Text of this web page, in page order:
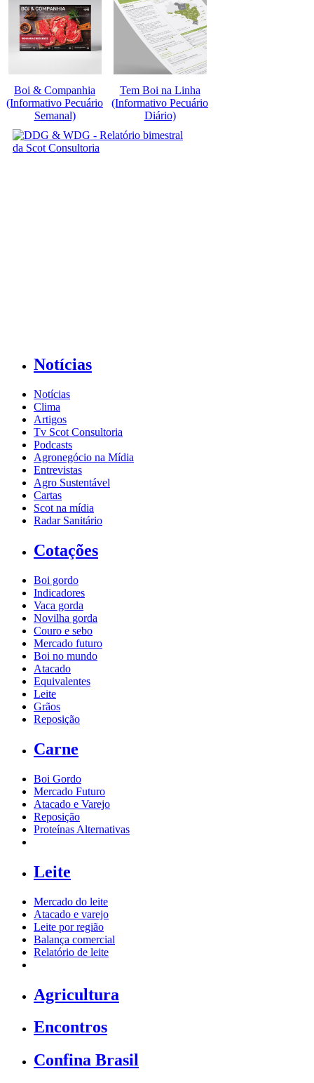
Boi & Companhia
(Informativo Pecuário
Semanal)
Tem Boi na Linha
(Informativo Pecuário
Diário)
Notícias
Notícias
Clima
Artigos
Tv Scot Consultoria
Podcasts
Agronegócio na Mídia
Entrevistas
Agro Sustentável
Cartas
Scot na mídia
Radar Sanitário
Cotações
Boi gordo
Indicadores
Vaca gorda
Novilha gorda
Couro e sebo
Mercado futuro
Boi no mundo
Atacado
Equivalentes
Leite
Grãos
Reposição
Carne
Boi Gordo
Mercado Futuro
Atacado e Varejo
Reposição
Proteínas Alternativas
Leite
Mercado do leite
Atacado e varejo
Leite por região
Balança comercial
Relatório de leite
Agricultura
Encontros
Confina Brasil